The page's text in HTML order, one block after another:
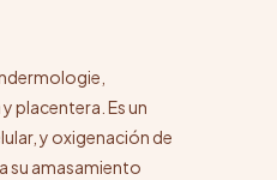
placentera. Es un
y oxigenación de
su amasamiento